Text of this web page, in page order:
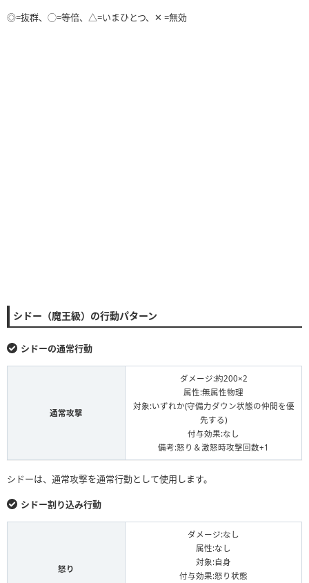
◎=抜群、◯=等倍、△=いまひとつ、✕ =無効
シドー（魔王級）の行動パターン
シドーの通常行動
通常攻撃
ダメージ:約200×2
属性:無属性物理
対象:いずれか(守備力ダウン状態の仲間を優
先する)
付与効果:なし
備考:怒り＆激怒時攻撃回数+1
シドーは、通常攻撃を通常行動として使用します。
シドー割り込み行動
怒り
ダメージ:なし
属性:なし
対象:自身
付与効果:怒り状態